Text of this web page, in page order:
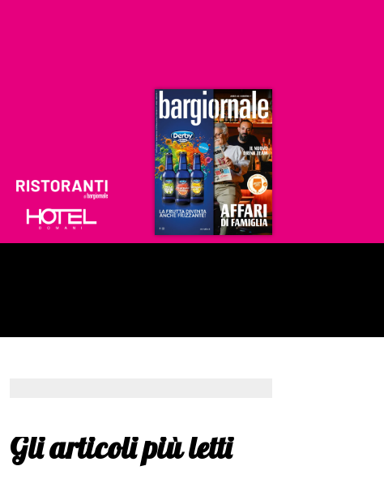
Ristoranti
Hoteldomani
Gli articoli più letti